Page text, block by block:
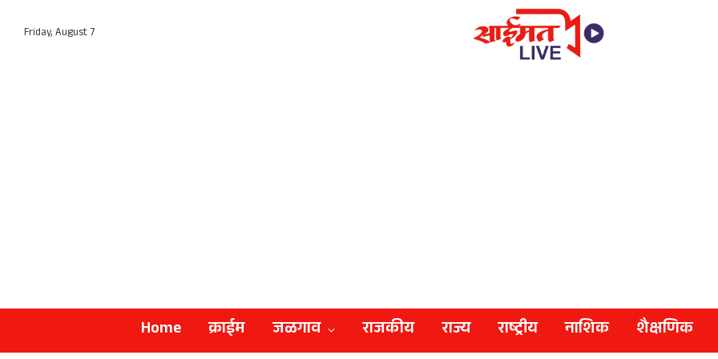
Friday, August 7
Home क्राईम जळगाव राजकीय राज्य राष्ट्रीय नाशिक शैक्षणिक